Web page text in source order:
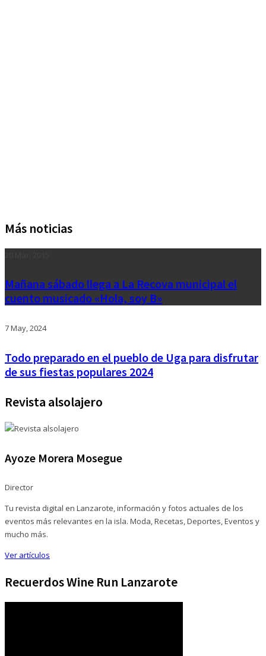
Más noticias
Mañana sábado llega a La Recova municipal el
cuento musicado «Hola, soy B»
7 May, 2024
Todo preparado en el pueblo de Uga para disfrutar
de sus fiestas populares 2024
Revista alsolajero
Ayoze Morera Mosegue
Director
Tu revista digital en Lanzarote, información y fotos actuales de los
eventos más relevantes en la isla. Moda, Recetas, Deportes, Eventos y
mucho más.
Ver artículos
Recuerdos Wine Run Lanzarote